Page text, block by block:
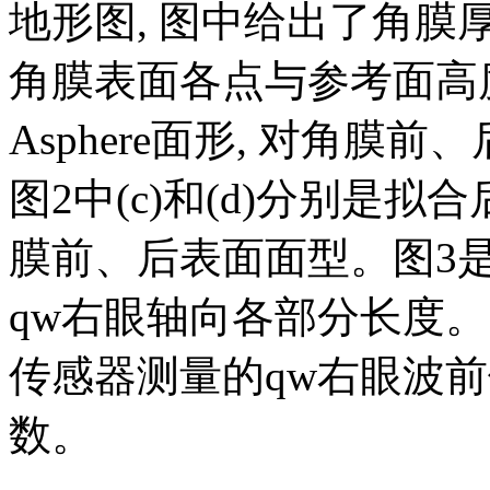
地形图, 图中给出了角膜
角膜表面各点与参考面
Asphere面形, 对角膜前
图2中(c)和(d)分别是拟
膜前、后表面面型。图3
qw右眼轴向各部分长度
传感器测量的qw右眼波
数。